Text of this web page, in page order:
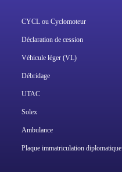
CYCL ou Cyclomoteur
Déclaration de cession
Véhicule léger (VL)
Débridage
UTAC
Solex
Ambulance
Plaque immatriculation diplomatique